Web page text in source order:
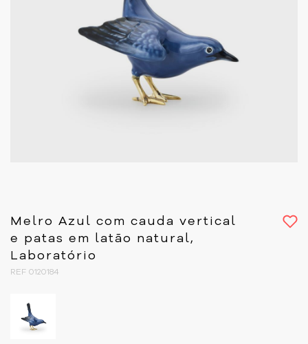
Melro Azul com cauda vertical
e patas em latão natural,
Laboratório
REF 0120184